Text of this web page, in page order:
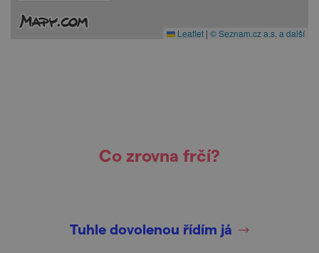
Leaflet | © Seznam.cz a.s. a další
Co zrovna frčí?
Tuhle dovolenou řídím já